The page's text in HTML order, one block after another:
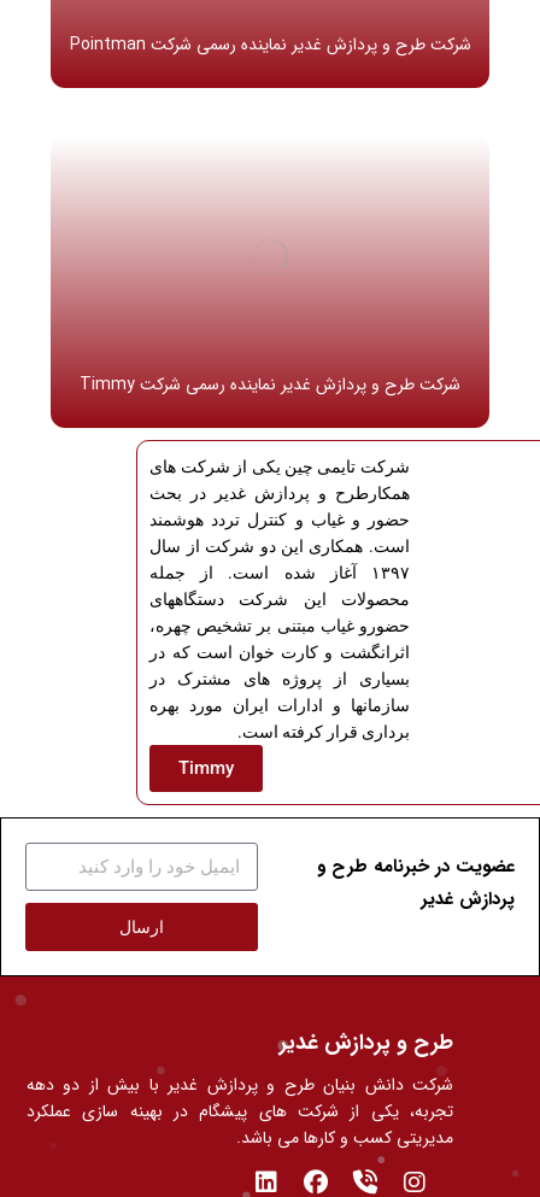
شرکت طرح و پردازش غدیر نماینده رسمی شرکت Pointman
شرکت طرح و پردازش غدیر نماینده رسمی شرکت Timmy
شرکت تایمی چین یکی از شرکت های
همکارطرح و پردازش غدیر در بحث
حضور و غیاب و کنترل تردد هوشمند
است. همکاری این دو شرکت از سال
۱۳۹۷ آغاز شده است. از جمله
محصولات این شرکت دستگاههای
حضورو غیاب مبتنی بر تشخیص چهره،
اثرانگشت و کارت خوان است که در
بسیاری از پروژه های مشترک در
سازمانها و ادارات ایران مورد بهره
برداری قرار کرفته است.
Timmy
عضویت در خبرنامه طرح و
پردازش غدیر
ارسال
طرح و پردازش غدیر
شرکت دانش بنیان طرح و پردازش غدیر با بیش از دو دهه
تجربه، یکی از شرکت های پیشگام در بهینه سازی عملکرد
مدیریتی کسب و کارها می باشد.